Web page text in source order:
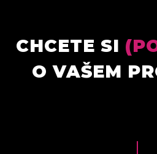
CHCETE SI
O VAŠEM